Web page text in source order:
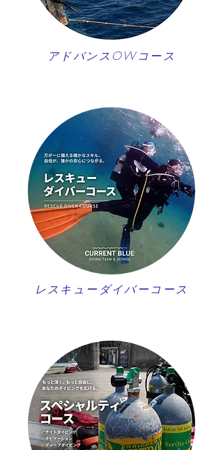
アドバンスOWコース
レスキューダイバーコース